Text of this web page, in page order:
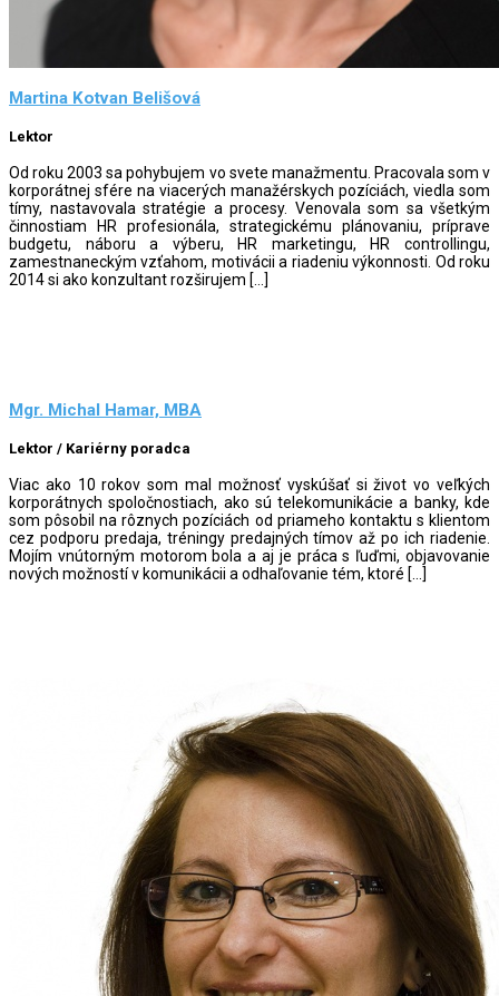
Martina Kotvan Belišová
Lektor
Od roku 2003 sa pohybujem vo svete manažmentu. Pracovala som v
korporátnej sfére na viacerých manažérskych pozíciách, viedla som
tímy, nastavovala stratégie a procesy. Venovala som sa všetkým
činnostiam HR profesionála, strategickému plánovaniu, príprave
budgetu, náboru a výberu, HR marketingu, HR controllingu,
zamestnaneckým vzťahom, motivácii a riadeniu výkonnosti. Od roku
2014 si ako konzultant rozširujem […]
Mgr. Michal Hamar, MBA
Lektor / Kariérny poradca
Viac ako 10 rokov som mal možnosť vyskúšať si život vo veľkých
korporátnych spoločnostiach, ako sú telekomunikácie a banky, kde
som pôsobil na rôznych pozíciách od priameho kontaktu s klientom
cez podporu predaja, tréningy predajných tímov až po ich riadenie.
Mojím vnútorným motorom bola a aj je práca s ľuďmi, objavovanie
nových možností v komunikácii a odhaľovanie tém, ktoré […]